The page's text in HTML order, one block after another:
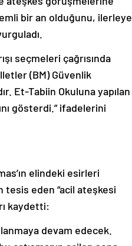
bir an olduğunu, ilerleyen
(BM) Güvenlik
Et-Tabiin Okuluna yapılan
gösterdi.” ifadelerini
eden “acil ateşkesi
kaydetti:
çatışmanın acilen sona